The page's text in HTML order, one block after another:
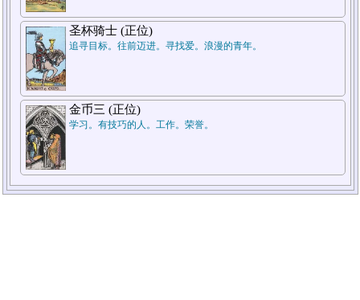
圣杯骑士 (正位)
追寻目标。往前迈进。寻找爱。浪漫的青年。
金币三 (正位)
学习。有技巧的人。工作。荣誉。